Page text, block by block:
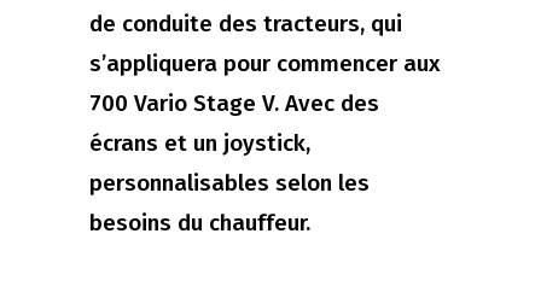
de conduite des tracteurs, qui
s’appliquera pour commencer aux
700 Vario Stage V. Avec des
écrans et un joystick,
personnalisables selon les
besoins du chauffeur.